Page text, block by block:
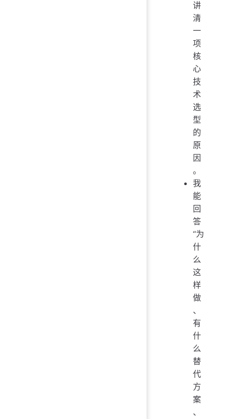
讲
清
一
项
核
心
技
术
选
型
的
原
因
。
我
能
回
答
“为
什
么
这
样
做
、
有
什
么
替
代
方
案
、